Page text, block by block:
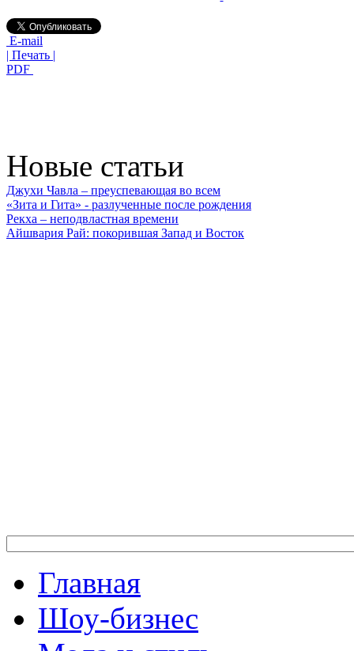
E-mail
| Печать |
PDF
Новые статьи
Джухи Чавла – преуспевающая во всем
«Зита и Гита» - разлученные после рождения
Рекха – неподвластная времени
Айшвария Рай: покорившая Запад и Восток
Главная
Шоу-бизнес